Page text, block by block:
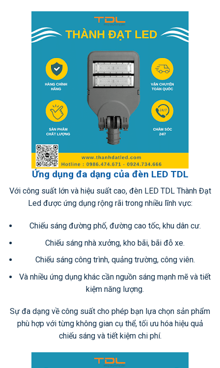
Ứng dụng đa dạng của đèn LED TDL
Với công suất lớn và hiệu suất cao, đèn LED TDL Thành Đạt
Led được ứng dụng rộng rãi trong nhiều lĩnh vực:
Chiếu sáng đường phố, đường cao tốc, khu dân cư.
Chiếu sáng nhà xưởng, kho bãi, bãi đỗ xe.
Chiếu sáng công trình, quảng trường, công viên.
Và nhiều ứng dụng khác cần nguồn sáng mạnh mẽ và tiết
kiệm năng lượng.
Sự đa dạng về công suất cho phép bạn lựa chọn sản phẩm
phù hợp với từng không gian cụ thể, tối ưu hóa hiệu quả
chiếu sáng và tiết kiệm chi phí.